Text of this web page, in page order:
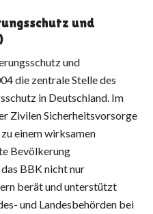
und
und
die zentrale Stelle des
in Deutschland. Im
Zivilen Sicherheitsvorsorge
einem wirksamen
Bevölkerung
BBK nicht nur
berät und unterstützt
und Landesbehörden bei